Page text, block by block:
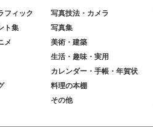
フィック
ト集
メ
写真技法・カメラ
写真集
美術・建築
生活・趣味・実用
カレンダー・手帳・年賀状
料理の本棚
その他